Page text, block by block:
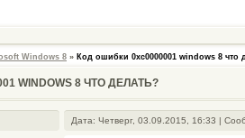
Windows 8 » Код ошибки 0xc0000001 windows 8 что
WINDOWS 8 ЧТО ДЕЛАТЬ?
Дата: Четверг, 03.09.2015, 16:33 |